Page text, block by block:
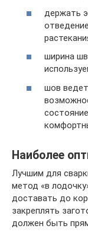
держать
ширина
шов
Наиболее
Лучшим для
метод «в
доставать до
закреплять
должен быть